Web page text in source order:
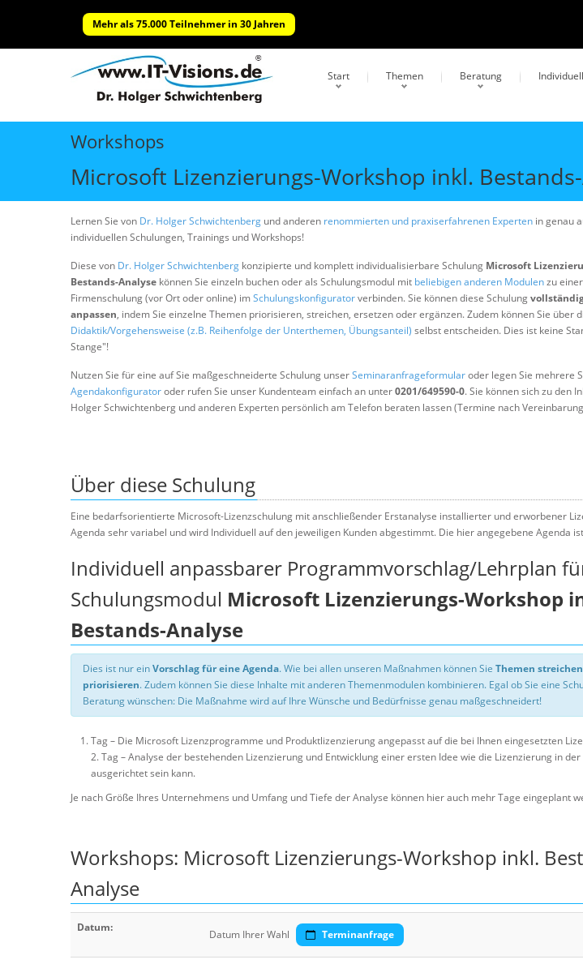
Mehr als 75.000 Teilnehmer in 30 Jahren
Start Themen Beratung
Workshops
Microsoft Lizenzierungs-Workshop inkl.
Lernen Sie von Dr. Holger Schwichtenberg und anderen renommierten und praxiserfahrenen Experten in genau
individuellen Schulungen, Trainings und Workshops!
Diese von Dr. Holger Schwichtenberg konzipierte und komplett individualisierbare Schulung Microsoft
Bestands-Analyse können Sie einzeln buchen oder als Schulungsmodul mit beliebigen anderen Modulenzu
Firmenschulung (vor Ort oder online) imSchulungskonfiguratorverbinden. Sie können diese Schulung
anpassen, indem Sie einzelne Themen priorisieren, streichen, ersetzen oder ergänzen. Zudem können Sie über
Didaktik/Vorgehensweise (z.B. Reihenfolge der Unterthemen, Übungsanteil) selbst entscheiden. Dies ist keine
Stange"!
Nutzen Sie für eine auf Sie maßgeschneiderte Schulung unserSeminaranfrageformularoder legen Sie mehrere
Agendakonfiguratoroder rufen Sie unser Kundenteam einfach an unter0201/649590-0. Sie können sich zu den
Holger Schwichtenberg und anderen Experten persönlich am Telefon beraten lassen (Termine nach
Über diese Schulung
Eine bedarfsorientierte Microsoft-Lizenzschulung mit anschließender Erstanalyse installierter und erworbener
Agenda sehr variabel und wird Individuell auf den jeweiligen Kunden abgestimmt. Die hier angegebene Agenda
Individuell anpassbarer Programmvorschlag/Lehrplan
Schulungsmodul Microsoft Lizenzierungs-Workshop
Bestands-Analyse
Dies ist nur einVorschlag für eine Agenda. Wie bei allen unseren Maßnahmen können Sie Themen
priorisieren. Zudem können Sie diese Inhalte mit anderen Themenmodulen kombinieren. Egal ob Sie eine
Beratung wünschen: Die Maßnahme wird auf Ihre Wünsche und Bedürfnisse genau maßgeschneidert!
Tag – Die Microsoft Lizenzprogramme und Produktlizenzierung angepasst auf die bei Ihnen eingesetzten
2. Tag – Analyse der bestehenden Lizenzierung und Entwicklung einer ersten Idee wie die Lizenzierung in
ausgerichtet sein kann.
Je nach Größe Ihres Unternehmens und Umfang und Tiefe der Analyse können hier auch mehr Tage eingeplant
Workshops: Microsoft Lizenzierungs-Workshop inkl.
Analyse
Datum:
Datum Ihrer Wahl Terminanfrage